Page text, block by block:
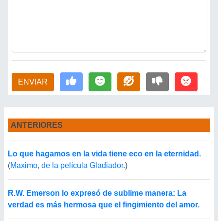
ENVIAR
ANTERIORES
Lo que hagamos en la vida tiene eco en la eternidad.
(Maximo, de la película Gladiador.)
R.W. Emerson lo expresó de sublime manera: La
verdad es más hermosa que el fingimiento del amor.